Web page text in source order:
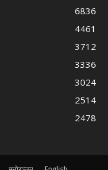
6836
4461
3712
3336
3024
2514
2478